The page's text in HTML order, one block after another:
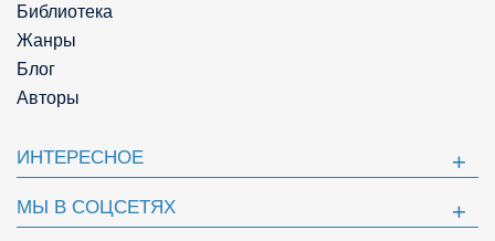
Библиотека
Жанры
Блог
Авторы
ИНТЕРЕСНОЕ
МЫ В СОЦСЕТЯХ